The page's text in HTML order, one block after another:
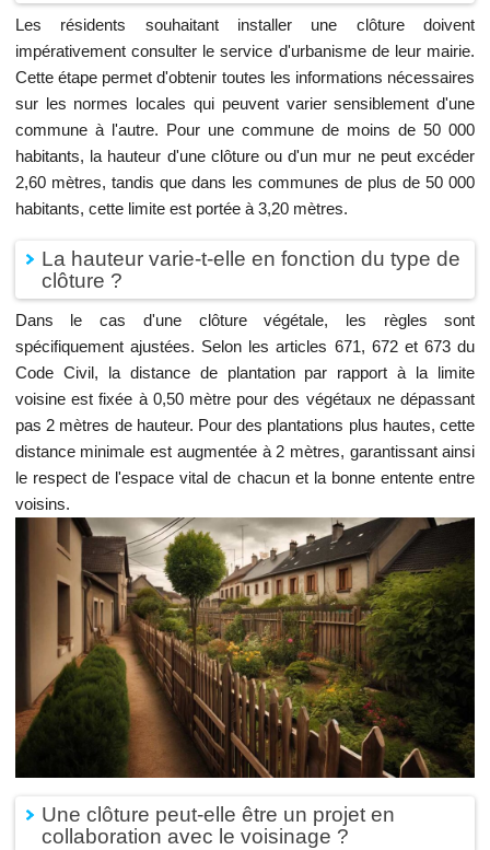
Les résidents souhaitant installer une clôture doivent
impérativement consulter le service d'urbanisme de leur mairie.
Cette étape permet d'obtenir toutes les informations nécessaires
sur les normes locales qui peuvent varier sensiblement d'une
commune à l'autre. Pour une commune de moins de 50 000
habitants, la hauteur d'une clôture ou d'un mur ne peut excéder
2,60 mètres, tandis que dans les communes de plus de 50 000
habitants, cette limite est portée à 3,20 mètres.
La hauteur varie-t-elle en fonction du type de
clôture ?
Dans le cas d'une clôture végétale, les règles sont
spécifiquement ajustées. Selon les articles 671, 672 et 673 du
Code Civil, la distance de plantation par rapport à la limite
voisine est fixée à 0,50 mètre pour des végétaux ne dépassant
pas 2 mètres de hauteur. Pour des plantations plus hautes, cette
distance minimale est augmentée à 2 mètres, garantissant ainsi
le respect de l'espace vital de chacun et la bonne entente entre
voisins.
Une clôture peut-elle être un projet en
collaboration avec le voisinage ?